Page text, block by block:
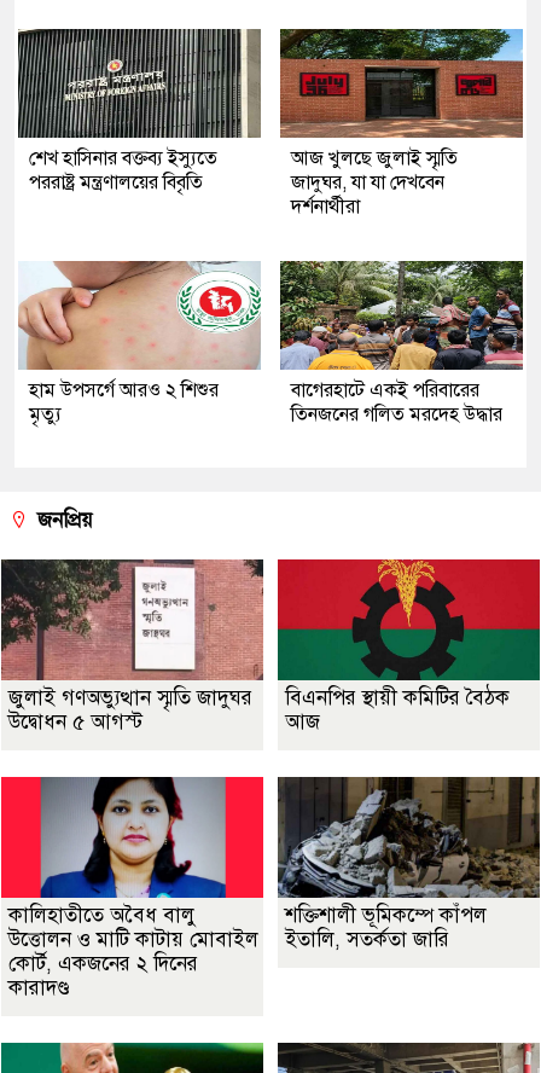
শেখ হাসিনার বক্তব্য ইস্যুতে
পররাষ্ট্র মন্ত্রণালয়ের বিবৃতি
আজ খুলছে জুলাই স্মৃতি
জাদুঘর, যা যা দেখবেন
দর্শনার্থীরা
হাম উপসর্গে আরও ২ শিশুর
মৃত্যু
‎বাগেরহাটে একই পরিবারের
তিনজনের গলিত মরদেহ উদ্ধার
জনপ্রিয়
জুলাই গণঅভ্যুত্থান স্মৃতি জাদুঘর
উদ্বোধন ৫ আগস্ট
বিএনপির স্থায়ী কমিটির বৈঠক
আজ
কালিহাতীতে অবৈধ বালু
উত্তোলন ও মাটি কাটায় মোবাইল
কোর্ট, একজনের ২ দিনের
কারাদণ্ড
শক্তিশালী ভূমিকম্পে কাঁপল
ইতালি, সতর্কতা জারি